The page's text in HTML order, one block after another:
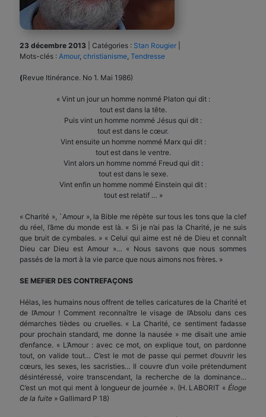
23 décembre 2013 Catégories : Stan Rougier
Mots-clés : Amour, christianisme Tendresse
(Revue Itinérance. No 1. Mai 1986)
« Vint un jour un homme nommé Platon qui dit :
tout est dans la tête.
Puis vint un homme nommé Jésus qui dit :
tout est dans le cœur.
Vint ensuite un homme nommé Marx qui dit :
tout est dans le ventre.
Vint alors un homme nommé Freud qui dit :
tout est dans le sexe.
Vint enfin un homme nommé Einstein qui dit :
tout est relatif … »
« Charité », `Amour », la Bible me répète sur tous les tons que la clef
du réel, l’âme du monde est là. « Si je n’ai pas la Charité, je ne suis
que bruit de cymbales. » « Celui qui aime est né de Dieu et connaît
Dieu car Dieu est Amour »… « Nous savons que nous sommes
passés de la mort à la vie parce que nous aimons nos frères. »
SE MEFIER DES CONTREFAÇONS
Hélas, les humains nous offrent de telles caricatures de la Charité et
de l’Amour ! Comment reconnaître le visage de l’Absolu dans ces
démarches tièdes ou cruelles. « La Charité, ce sentiment fadasse
pour prochain standard, me donne la nausée » me disait une amie
d’enfance. « L’Amour : avec ce mot, on explique tout, on pardonne
tout, on valide tout… C’est le mot de passe qui permet d’ouvrir les
cœurs, les sexes, les sacristies… Il couvre d’un voile prétendument
désintéressé, voire transcendant, la recherche de la dominance…
C’est un mot qui ment à longueur de journée ». (H. LABORIT « Éloge
de la fuite » Gallimard P 18)